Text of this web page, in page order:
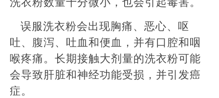
误服洗衣粉会出现胸痛、恶心、呕
吐、腹泻、吐血和便血，并有口腔和咽
喉疼痛。长期接触大剂量的洗衣粉可能
会导致肝脏和神经功能受损，并引发癌
症。